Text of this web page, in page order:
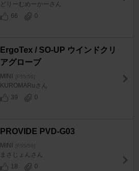
どりーむめーかーさん
66
0
ErgoTex / SO-UP ウインドクリ
アグローブ
MINI [F55/56]
KUROMARuさん
39
0
PROVIDE PVD-G03
MINI [F55/56]
まさじょんさん
18
0